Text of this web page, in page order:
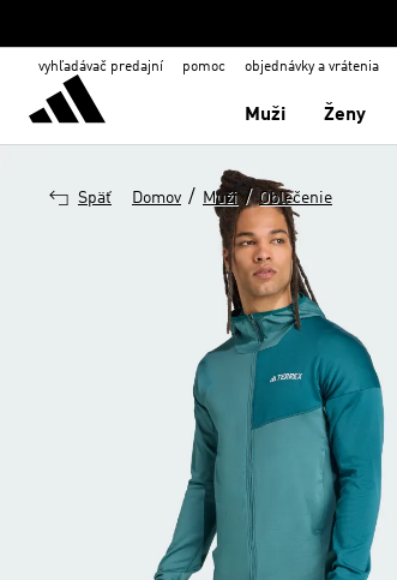
vyhľadávač predajní pomoc objednávky a vrátenia
Muži Ženy
Späť Domov / Muži / Oblečenie